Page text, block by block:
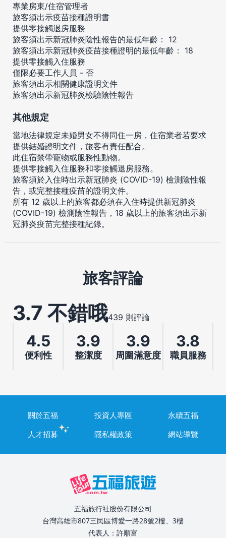
專業房東/住宿管理者
旅客須出示疫苗接種證明書
提供零接觸退房服務
旅客須出示新冠肺炎陰性報告的最低年齡： 12
旅客須出示新冠肺炎疫苗接種證明的最低年齡： 18
提供零接觸入住服務
僅限必要工作人員 - 否
旅客須出示相關健康證明文件
旅客須出示新冠肺炎檢驗陰性報告
其他規定
當地法律規定未婚男女不得同住一房，住宿業者若要求
提供結婚證明文件，旅客有責任配合。
此住宿禁帶寵物或服務性動物。
提供零接觸入住服務和零接觸退房服務。
旅客須於入住時出示新冠肺炎 (COVID-19) 檢測陰性報
告，或完整接種疫苗的證明文件。
所有 12 歲以上的旅客都必須在入住時提供新冠肺炎
(COVID-19) 檢測陰性報告，18 歲以上的旅客須出示新
冠肺炎疫苗完整接種紀錄。
旅客評論
3.7 不錯哦439 則評論
4.5
便利性
3.9
整潔度
3.9
周圍滿意度
3.8
職員服務
關於五福 投資人專區
永續五福
人才招募
隱私權政策 網站導覽
五福旅行社股份有限公司
台灣高雄市807三民區博愛一路28號2樓、3樓
代表人：許順富